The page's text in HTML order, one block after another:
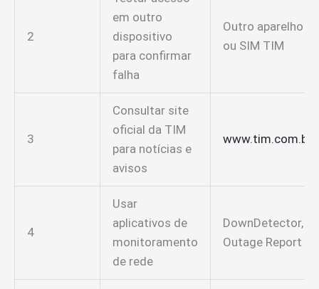
2
em outro
dispositivo
para confirmar
falha
Outro aparelho
ou SIM TIM
3
Consultar site
oficial da TIM
para notícias e
avisos
www.tim.com.br
4
Usar
aplicativos de
monitoramento
de rede
DownDetector,
Outage Report